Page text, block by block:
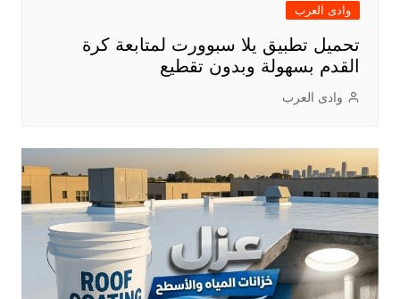
وادى العرب
تحميل تطبيق يلا سبوورت لمتابعة كرة
القدم بسهولة وبدون تقطيع
وادى العرب